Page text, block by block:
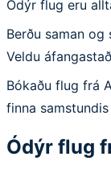
Ódýr flug eru
Berðu saman
Veldu
Bókaðu flug frá
finna
Ódýr flug